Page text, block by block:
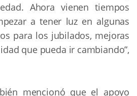
Ahora vienen tiempos
a tener luz en algunas
para los jubilados, mejoras
que pueda ir cambiando”,
mencionó que el apoyo